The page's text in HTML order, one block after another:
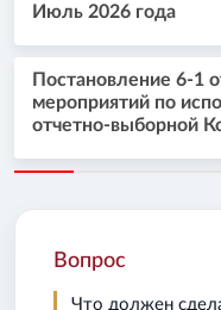
Июль 2026 года
Постановление 6-1
мероприятий по
отчетно-выборной
Вопрос
Что должен